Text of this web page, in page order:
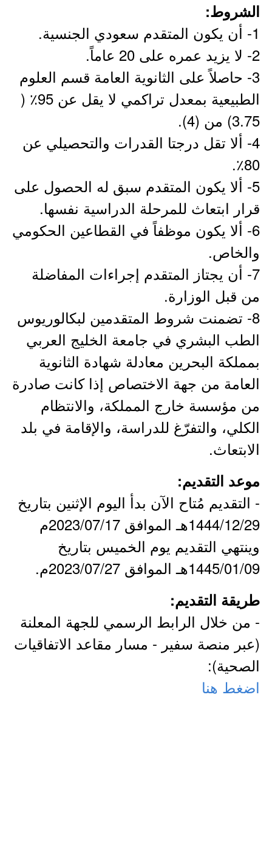
الشروط:
1- أن يكون المتقدم سعودي الجنسية.
2- لا يزيد عمره على 20 عاماً.
3- حاصلاً على الثانوية العامة قسم العلوم
الطبيعية بمعدل تراكمي لا يقل عن 95٪ (
3.75) من (4).
4- ألا تقل درجتا القدرات والتحصيلي عن
80٪.
5- ألا يكون المتقدم سبق له الحصول على
قرار ابتعاث للمرحلة الدراسية نفسها.
6- ألا يكون موظفاً في القطاعين الحكومي
والخاص.
7- أن يجتاز المتقدم إجراءات المفاضلة
من قبل الوزارة.
8- تضمنت شروط المتقدمين لبكالوريوس
الطب البشري في جامعة الخليج العربي
بمملكة البحرين معادلة شهادة الثانوية
العامة من جهة الاختصاص إذا كانت صادرة
من مؤسسة خارج المملكة، والانتظام
الكلي، والتفرّغ للدراسة، والإقامة في بلد
الابتعاث.​
موعد التقديم:
- التقديم مُتاح الآن بدأ اليوم الإثنين بتاريخ
1444/12/29هـ الموافق 2023/07/17م
وينتهي التقديم يوم الخميس بتاريخ
1445/01/09هـ الموافق 2023/07/27م.
طريقة التقديم:
- من خلال الرابط الرسمي للجهة المعلنة
(عبر منصة سفير -​ ​مسار مقاعد الاتفاقيات
الصحية):
اضغط هنا